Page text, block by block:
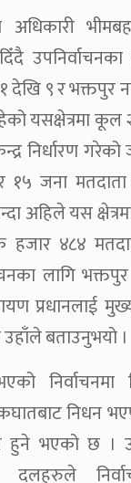
अधिकारी
देखि ९ र भक्तपुर
यसक्षेत्रमा
निर्धारण गरेको
१५ जना
अहिले यस
४८४
लागि
प्रधानलाई
बताउनुभयो ।
निर्वाचनमा
निधन
हुने भएको छ ।
दलहरुले